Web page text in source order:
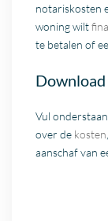
notariskosten
woning wilt
te betalen of
Download
Vul
over de kosten
aanschaf van